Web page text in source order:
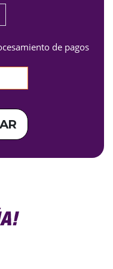
de pagos